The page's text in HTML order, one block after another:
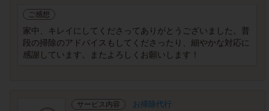
ご感想
家中、キレイにしてくださってありがとうございました。普
段の掃除のアドバイスもしてくださったり、細やかな対応に
感謝しています。またよろしくお願いします！
サービス内容 お掃除代行